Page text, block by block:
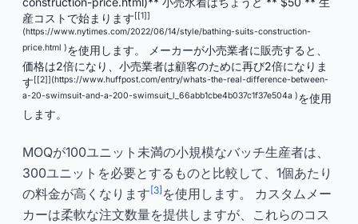
産コストで始まります[[1]]
(https://www.nytimes.com/2022/06/14/style/bathing-suits-construction-
price.html )を使用します。 メーカーが小売業者に販売すると、
価格は2倍になり、小売業者は顧客のために再び2倍になりま
す[[2]](https://www.huffpost.com/entry/whats-the-real-difference-between-
a-20-swimsuit-and-a-200-swimsuit_l_66abb1cbe4b037c1f37e504a )を使用
します。
MOQが100ユニット未満の小規模なバッチ生産者は、
300ユニットを必要とするものと比較して、1個あたり
の料金が高くなります [3] を使用します。 カスタムメー
カーは柔軟な注文数量を提供しますが、これらのコス